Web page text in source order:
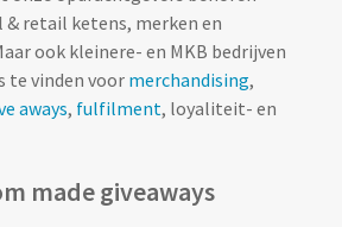
retail ketens, merken en
ook kleinere- en MKB bedrijven
te vinden voor merchandising,
aways, fulfilment, loyaliteit- en
made giveaways